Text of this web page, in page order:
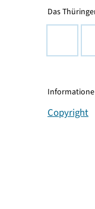
Das
Copyright